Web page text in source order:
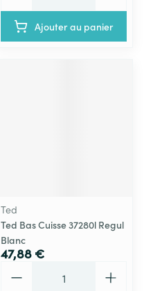
Ajouter au panier
Ted
Ted Bas Cuisse 37280l Regul
Blanc
47,88 €